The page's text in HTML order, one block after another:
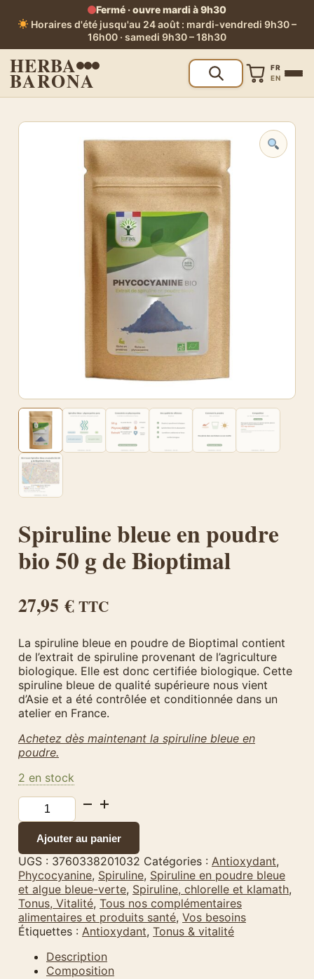
Fermé · ouvre mardi à 9h30
Horaires d'été jusqu'au 24 août : mardi-vendredi 9h30 –
16h00 · samedi 9h30 – 18h30
HERBA
BARONA
FR
EN
Spiruline bleue en poudre
bio 50 g de Bioptimal
27,95€TTC
La spiruline bleue en poudre de Bioptimal contient
de l’extrait de spiruline provenant de l’agriculture
biologique. Elle est donc certifiée biologique. Cette
spiruline bleue de qualité supérieure nous vient
d’Asie et a été contrôlée et conditionnée dans un
atelier en France.
Achetez dès maintenant la spiruline bleue en
poudre.
2 en stock
quantité
de
bleue
en
poudre
bio
50
g
de
Bioptimal
Ajouter au panier
UGS : 3760338201032 Catégories : Antioxydant,
Phycocyanine, Spiruline, Spiruline en poudre bleue
et algue bleue-verte, Spiruline, chlorelle et klamath,
Tonus, Vitalité, Tous nos complémentaires
alimentaires et produits santé, Vos besoins
Étiquettes : Antioxydant, Tonus & vitalité
Description
Composition